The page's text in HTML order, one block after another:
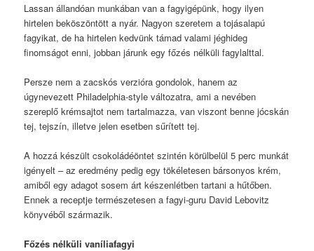
Lassan állandóan munkában van a fagyigépünk, hogy ilyen
hirtelen beköszöntött a nyár. Nagyon szeretem a tojásalapú
fagyikat, de ha hirtelen kedvünk támad valami jéghideg
finomságot enni, jobban járunk egy főzés nélküli fagylalttal.
Persze nem a zacskós verzióra gondolok, hanem az
úgynevezett Philadelphia-style változatra, ami a nevében
szereplő krémsajtot nem tartalmazza, van viszont benne jócskán
tej, tejszín, illetve jelen esetben sűrített tej.
A hozzá készült csokoládéöntet szintén körülbelül 5 perc munkát
igényelt – az eredmény pedig egy tökéletesen bársonyos krém,
amiből egy adagot sosem árt készenlétben tartani a hűtőben.
Ennek a receptje természetesen a fagyi-guru David Lebovitz
könyvéből származik.
Főzés nélküli vaníliafagyi